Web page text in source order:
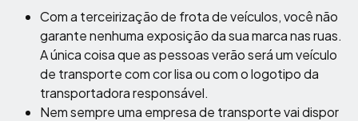
Com a terceirização de frota de veículos, você não
garante nenhuma exposição da sua marca nas ruas.
A única coisa que as pessoas verão será um veículo
de transporte com cor lisa ou com o logotipo da
transportadora responsável.
Nem sempre uma empresa de transporte vai dispor